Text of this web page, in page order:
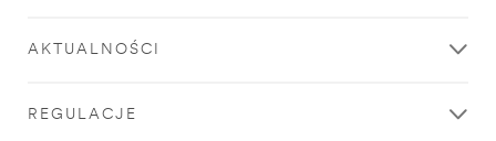
AKTUALNOŚCI
REGULACJE